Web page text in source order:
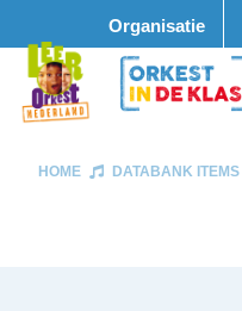
Organisatie
HOME DATABANK ITEMS